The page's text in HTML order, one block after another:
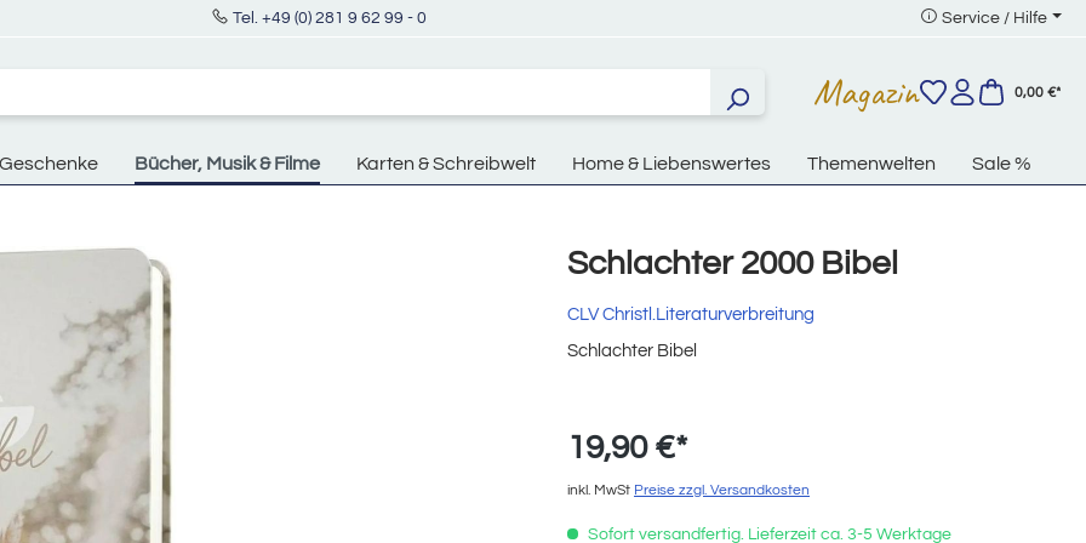
Tel. +49 (0) 281 9 62 99 - 0 Service / Hilfe
Magazin 0,00 €*
Geschenke Bücher, Musik & Filme Karten & Schreibwelt Home & Liebenswertes Themenwelten Sale %
Schlachter 2000 Bibel
CLV Christl.Literaturverbreitung
Schlachter Bibel
19,90 €*
inkl. MwSt Preise zzgl. Versandkosten
Sofort versandfertig. Lieferzeit ca. 3-5 Werktage